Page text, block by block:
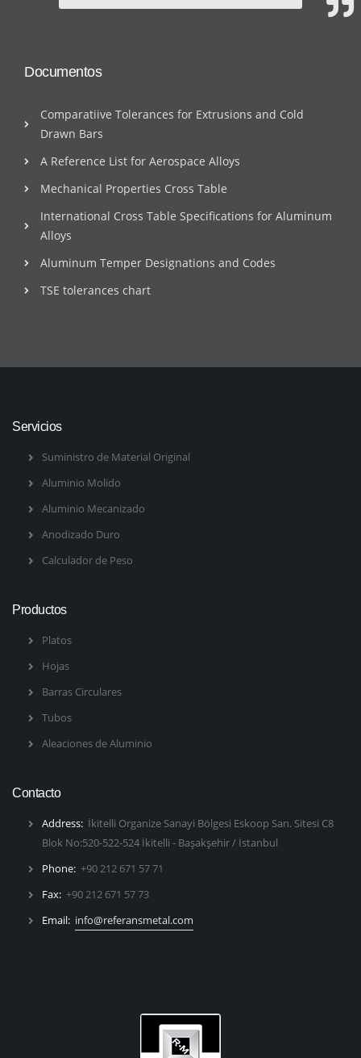
Documentos
Comparatiive Tolerances for Extrusions and Cold
Drawn Bars
A Reference List for Aerospace Alloys
Mechanical Properties Cross Table
International Cross Table Specifications for Aluminum
Alloys
Aluminum Temper Designations and Codes
TSE tolerances chart
Servicios
Suministro de Material Original
Aluminio Molido
Aluminio Mecanizado
Anodizado Duro
Calculador de Peso
Productos
Platos
Hojas
Barras Circulares
Tubos
Aleaciones de Aluminio
Contacto
Address: İkitelli Organize Sanayi Bölgesi Eskoop San. Sitesi C8
Blok No:520-522-524 İkitelli - Başakşehir / İstanbul
Phone: +90 212 671 57 71
Fax: +90 212 671 57 73
Email: info@referansmetal.com